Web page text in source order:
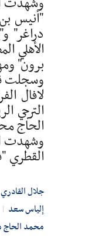
"أنيس
دراغر"
الأهلي
برون"
وسجلت
لافال
الترجي
الحاج
وشهدت
القطري
جلال القادري
إلياس سعد
محمد